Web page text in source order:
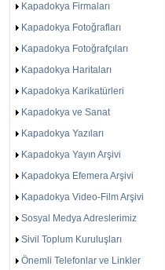
Kapadokya Firmaları
Kapadokya Fotoğrafları
Kapadokya Fotoğrafçıları
Kapadokya Haritaları
Kapadokya Karikatürleri
Kapadokya ve Sanat
Kapadokya Yazıları
Kapadokya Yayın Arşivi
Kapadokya Efemera Arşivi
Kapadokya Video-Film Arşivi
Sosyal Medya Adreslerimiz
Sivil Toplum Kuruluşları
Önemli Telefonlar ve Linkler